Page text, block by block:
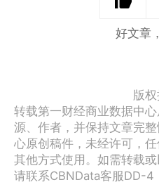
好文章
版
转载第一财经商业数据中
源、作者，并保持文章完
心原创稿件，未经许可，
其他方式使用。如需转载
请联系CBNData客服DD-4